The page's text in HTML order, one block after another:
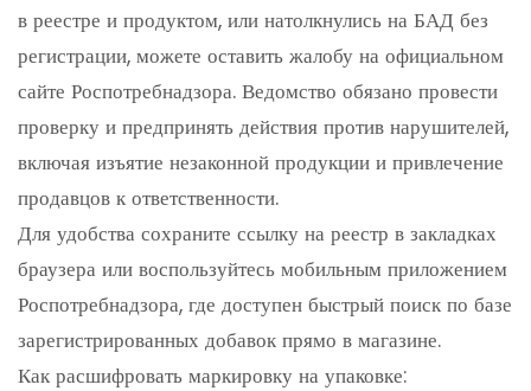
в реестре и продуктом, или натолкнулись на БАД без
регистрации, можете оставить жалобу на официальном
сайте Роспотребнадзора. Ведомство обязано провести
проверку и предпринять действия против нарушителей,
включая изъятие незаконной продукции и привлечение
продавцов к ответственности.
Для удобства сохраните ссылку на реестр в закладках
браузера или воспользуйтесь мобильным приложением
Роспотребнадзора, где доступен быстрый поиск по базе
зарегистрированных добавок прямо в магазине.
Как расшифровать маркировку на упаковке: